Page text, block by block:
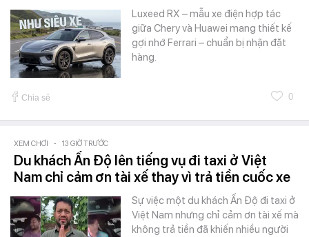
Luxeed RX – mẫu xe điện hợp tác
giữa Chery và Huawei mang thiết kế
gợi nhớ Ferrari – chuẩn bị nhận đặt
hàng.
Chia sẻ 0
XEM CHƠI - 13 GIỜ TRƯỚC
Du khách Ấn Độ lên tiếng vụ đi taxi ở Việt
Nam chỉ cảm ơn tài xế thay vì trả tiền cuốc xe
Sự việc một du khách Ấn Độ đi taxi ở
Việt Nam nhưng chỉ cảm ơn tài xế mà
không trả tiền đã khiến nhiều người